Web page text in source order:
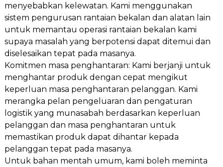
menyebabkan kelewatan. Kami menggunakan
sistem pengurusan rantaian bekalan dan alatan lain
untuk memantau operasi rantaian bekalan kami
supaya masalah yang berpotensi dapat ditemui dan
diselesaikan tepat pada masanya.
Komitmen masa penghantaran: Kami berjanji untuk
menghantar produk dengan cepat mengikut
keperluan masa penghantaran pelanggan. Kami
merangka pelan pengeluaran dan pengaturan
logistik yang munasabah berdasarkan keperluan
pelanggan dan masa penghantaran untuk
memastikan produk dapat dihantar kepada
pelanggan tepat pada masanya.
Untuk bahan mentah umum, kami boleh meminta